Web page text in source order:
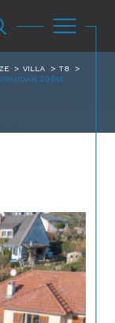
VILLA
T8
200M